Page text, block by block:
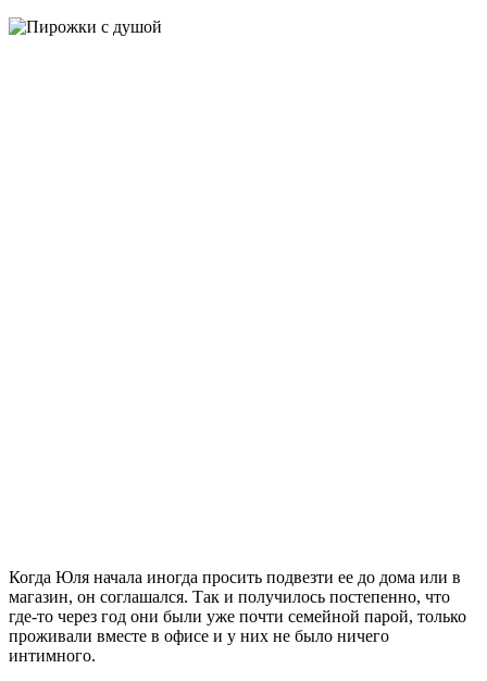
Когда Юля начала иногда просить подвезти ее до дома или в
магазин, он соглашался. Так и получилось постепенно, что
где-то через год они были уже почти семейной парой, только
проживали вместе в офисе и у них не было ничего
интимного.